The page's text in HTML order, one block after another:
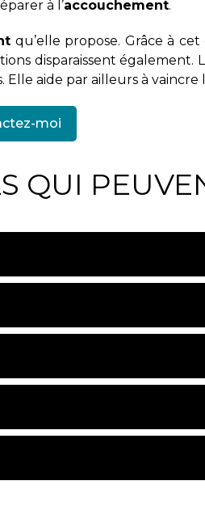
à l’accouchement.
qu’elle propose. Grâce à
disparaissent également.
aide par ailleurs à vaincre
moi
QUI